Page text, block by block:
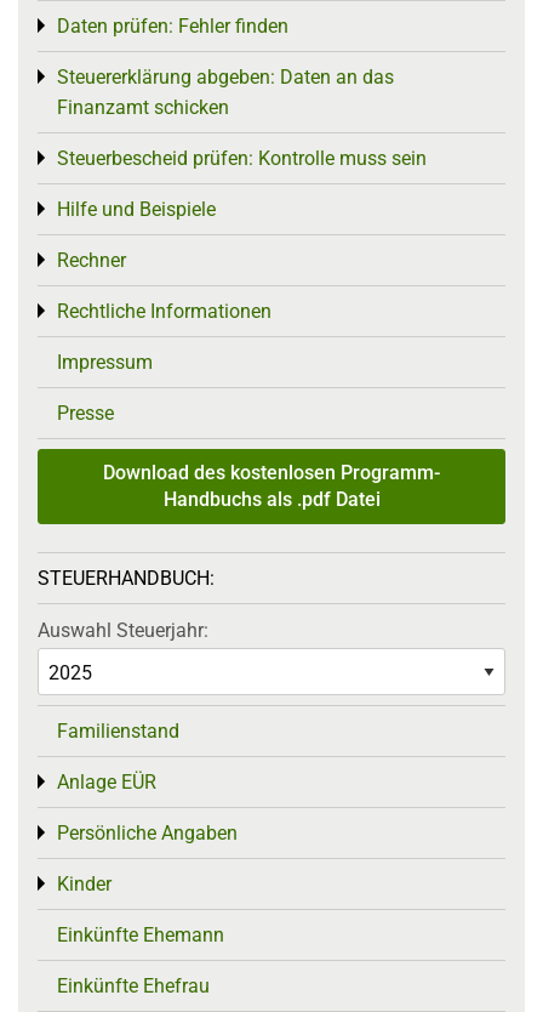
Daten prüfen: Fehler finden
Toggle menu
Steuererklärung abgeben: Daten an das
Finanzamt schicken
Toggle menu
Steuerbescheid prüfen: Kontrolle muss sein
Toggle menu
Hilfe und Beispiele
Toggle menu
Rechner
Toggle menu
Rechtliche Informationen
Toggle menu
Impressum
Presse
Download des kostenlosen Programm-
Handbuchs als .pdf Datei
STEUERHANDBUCH:
Auswahl Steuerjahr:
Familienstand
Anlage EÜR
Toggle menu
Persönliche Angaben
Toggle menu
Kinder
Toggle menu
Einkünfte Ehemann
Einkünfte Ehefrau